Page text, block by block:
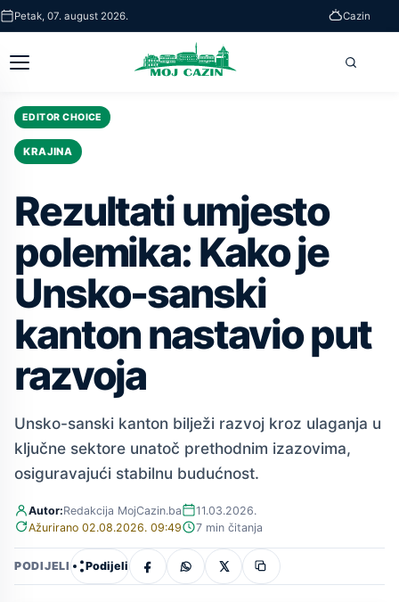
Skip
to
main
Petak, 07. august 2026. Cazin
Otvori
meni
EDITOR CHOICE
KRAJINA
Rezultati umjesto
polemika: Kako je
Unsko-sanski
kanton nastavio put
razvoja
Unsko-sanski kanton bilježi razvoj kroz ulaganja u
ključne sektore unatoč prethodnim izazovima,
osiguravajući stabilnu budućnost.
Autor:Redakcija MojCazin.ba
11.03.2026.
Ažurirano 02.08.2026. 09:49
7 min čitanja
PODIJELI Podijeli